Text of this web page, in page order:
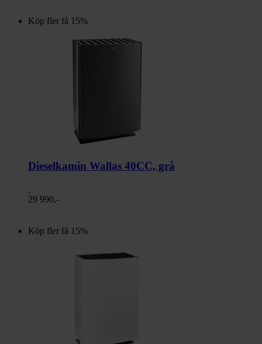
Köp fler få 15%
Dieselkamin Wallas 40CC, grå
29 990,-
Köp fler få 15%